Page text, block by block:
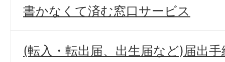
書かなくて済む窓口サービス
(転入・転出届、出生届など)届出手